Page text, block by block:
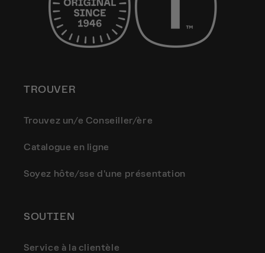
TROUVER
Trouvez un/e Conseiller/ère
Catalogue en ligne
Soyez hôte/sse d'une présentation
SOUTIEN
Service à la clientèle